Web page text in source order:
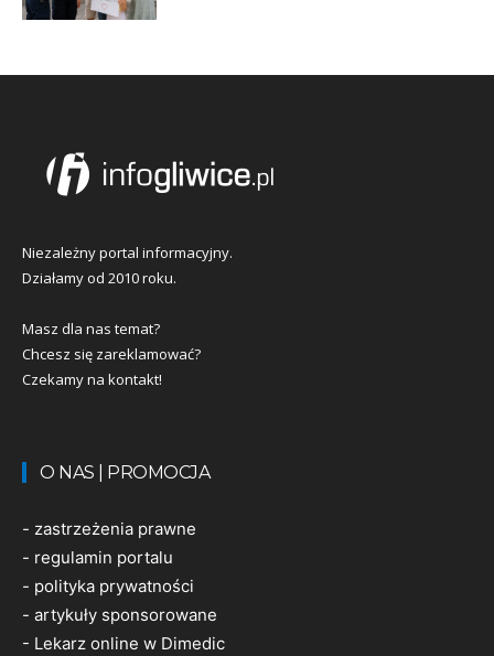
Niezależny portal informacyjny.
Działamy od 2010 roku.
Masz dla nas temat?
Chcesz się zareklamować?
Czekamy na kontakt!
O NAS | PROMOCJA
- zastrzeżenia prawne
- regulamin portalu
- polityka prywatności
- artykuły sponsorowane
- Lekarz online w Dimedic